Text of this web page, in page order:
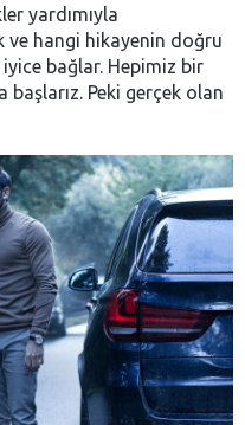
yardımıyla
ve hangi hikayenin doğru
bağlar. Hepimiz bir
Peki gerçek olan